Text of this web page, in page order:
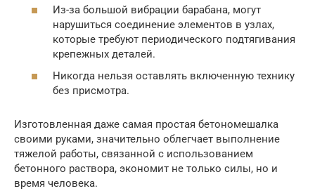
Из-за большой вибрации барабана, могут
нарушиться соединение элементов в узлах,
которые требуют периодического подтягивания
крепежных деталей.
Никогда нельзя оставлять включенную технику
без присмотра.
Изготовленная даже самая простая бетономешалка
своими руками, значительно облегчает выполнение
тяжелой работы, связанной с использованием
бетонного раствора, экономит не только силы, но и
время человека.